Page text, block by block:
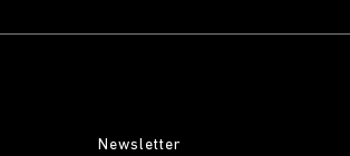
Newsletter